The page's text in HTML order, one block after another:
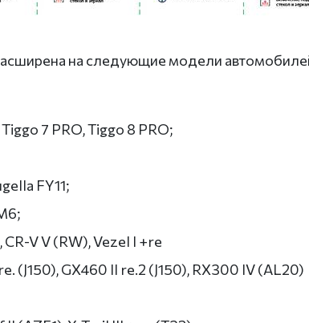
на следующие модели
7 PRO, Tiggo 8 PRO;
FY11;
V V (RW), Vezel I +re
(J150), GX460 II re.2 (J150), RX300 IV (AL20)